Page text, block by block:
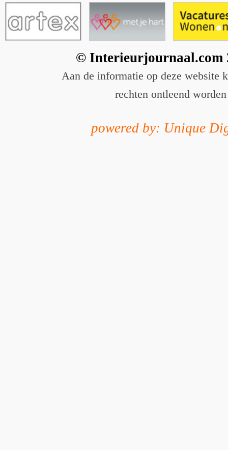
© Interieurjournaal.com
Aan de informatie op deze website
rechten ontleend worden
powered by: Unique